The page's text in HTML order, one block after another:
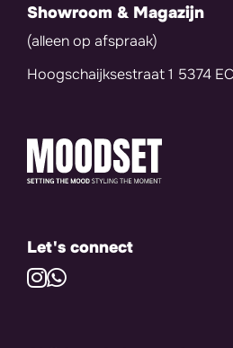
Showroom & Magazijn
(alleen op afspraak)
Hoogschaijksestraat 1 5374
Let's connect